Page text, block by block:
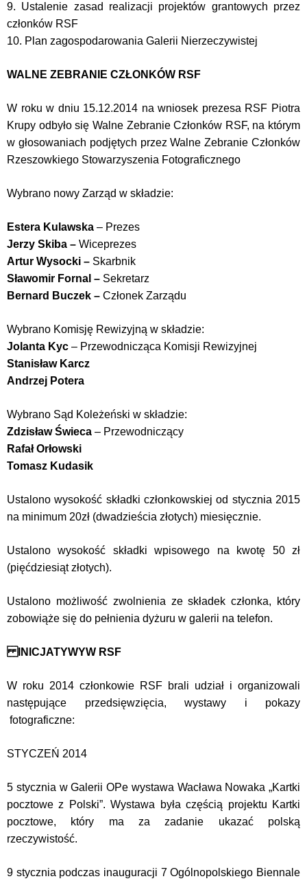
9. Ustalenie zasad realizacji projektów grantowych przez
członków RSF
10. Plan zagospodarowania Galerii Nierzeczywistej
WALNE ZEBRANIE CZŁONKÓW RSF
W rokuw dniu 15.12.2014 na wniosek prezesa RSF Piotra
Krupy odbyło się Walne Zebranie Członków RSF, na którym
w głosowaniach podjętych przez Walne Zebranie Członków
Rzeszowkiego Stowarzyszenia Fotograficznego
Wybrano nowy Zarząd w składzie:
Estera Kulawska – Prezes
Jerzy Skiba – Wiceprezes
Artur Wysocki – Skarbnik
Sławomir Fornal – Sekretarz
Bernard Buczek – Członek Zarządu
Wybrano Komisję Rewizyjną w składzie:
Jolanta Kyc – Przewodnicząca Komisji Rewizyjnej
Stanisław Karcz
Andrzej Potera
Wybrano Sąd Koleżeński w składzie:
Zdzisław Świeca – Przewodniczący
Rafał Orłowski
Tomasz Kudasik
Ustalono wysokość składki członkowskiej od stycznia 2015
na minimum 20zł (dwadzieścia złotych) miesięcznie.
Ustalono wysokość składki wpisowego na kwotę 50 zł
(pięćdziesiąt złotych).
Ustalono możliwość zwolnienia ze składek członka, który
zobowiąże się do pełnienia dyżuru w galerii na telefon.
INICJATYWYW RSF
W roku 2014 członkowie RSF brali udział i organizowali
następujące przedsięwzięcia, wystawy i pokazy
fotograficzne:
STYCZEŃ 2014
5 stycznia w Galerii OPe wystawa Wacława Nowaka „Kartki
pocztowe z Polski”. Wystawa była częścią projektu Kartki
pocztowe, który ma za zadanie ukazać polską
rzeczywistość.
9 stycznia podczas inauguracji 7 Ogólnopolskiego Biennale